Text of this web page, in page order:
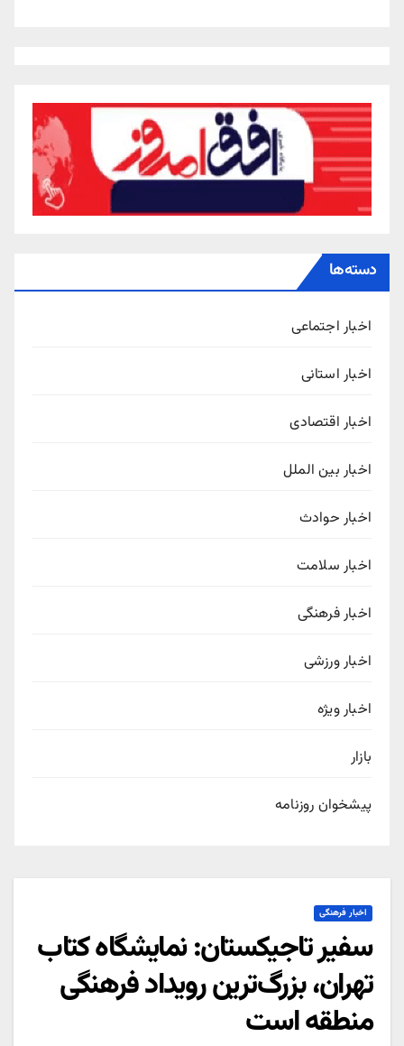
دسته‌ها
اخبار اجتماعی
اخبار استانی
اخبار اقتصادی
اخبار بین الملل
اخبار حوادث
اخبار سلامت
اخبار فرهنگی
اخبار ورزشی
اخبار ویژه
بازار
پیشخوان روزنامه
اخبار فرهنگی
سفیر تاجیکستان: نمایشگاه کتاب
تهران، بزرگ‌ترین رویداد فرهنگی
منطقه است